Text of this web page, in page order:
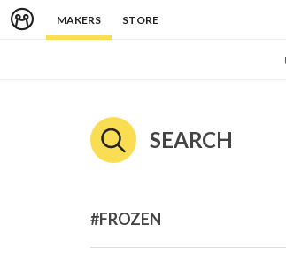
MAKERS STORE
SEARCH
#FROZEN